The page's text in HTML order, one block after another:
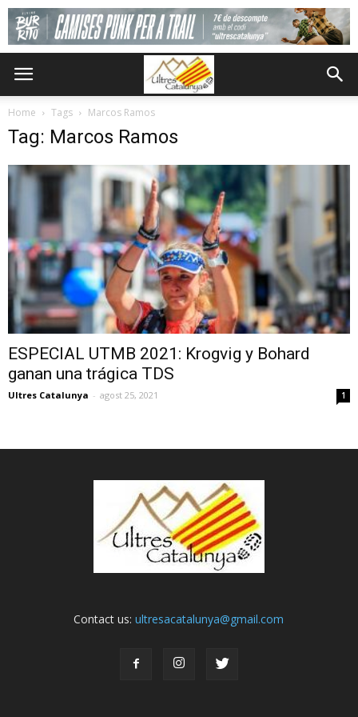
Home Tags Marcos Ramos
Tag: Marcos Ramos
ESPECIAL UTMB 2021: Krogvig y Bohard
ganan una trágica TDS
Ultres Catalunya - agost 25, 2021 1
Contact us:ultresacatalunya@gmail.com